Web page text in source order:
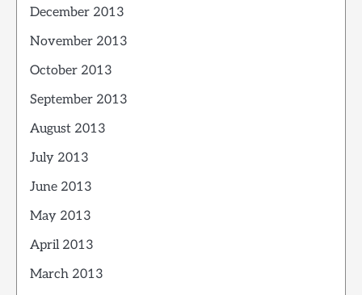
December 2013
November 2013
October 2013
September 2013
August 2013
July 2013
June 2013
May 2013
April 2013
March 2013